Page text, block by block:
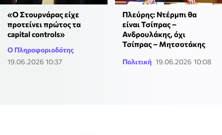
«Ο Στουρνάρας είχε
προτείνει πρώτος τα
capital controls»
Ο Πληροφοριοδότης
19.06.2026 10:37
Πλεύρης: Ντέρμπι θα
είναι Τσίπρας –
Ανδρουλάκης, όχι
Τσίπρας – Μητσοτάκης
Πολιτική 19.06.2026 10:08